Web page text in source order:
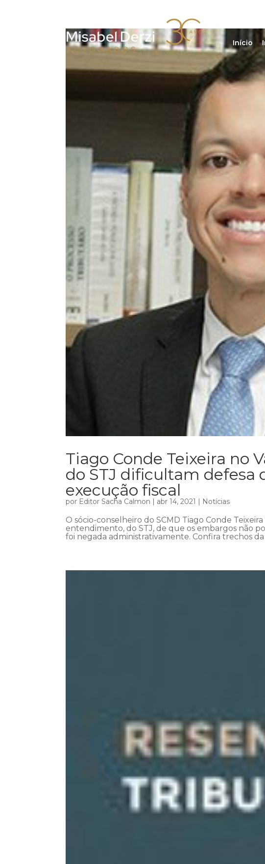
Início
Tiago Conde Teixeira no
do STJ dificultam
execução fiscal
por Editor Sacha Calmon | abr 14, 2021 | Notícias
O sócio-conselheiro do SCMD Tiago Conde
entendimento, do STJ, de que os embargos não
foi negada administrativamente. Confira trechos